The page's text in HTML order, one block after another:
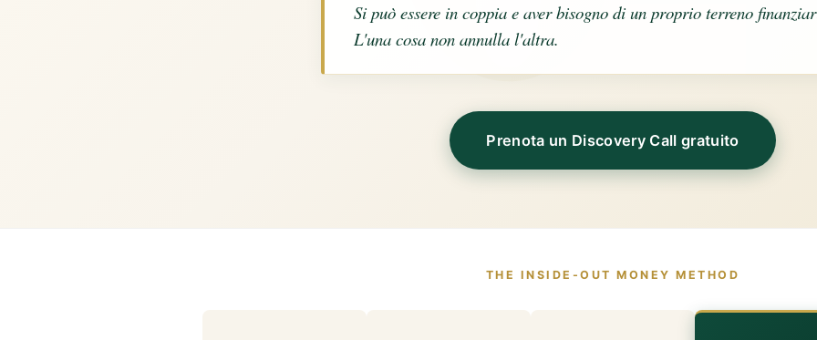
Si può essere in coppia e aver bisogno di un proprio terreno
L'una cosa non annulla l'altra.
Prenota un Discovery Call gratuito
THE INSIDE-OUT MONEY METHOD